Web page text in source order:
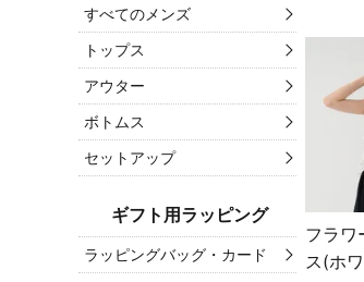
すべてのメンズ
トップス
アウター
ボトムス
セットアップ
ギフト用ラッピング
ラッピングバッグ・カード
フラワ
ス(ホ